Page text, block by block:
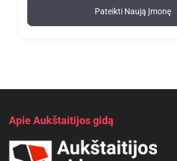
Pateikti Naują Įmonę
Apie Aukštaitijos gidą